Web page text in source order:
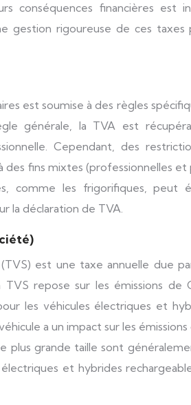
conséquences financières est
gestion rigoureuse de ces
est soumise à des règles
générale, la TVA est
Cependant, des
des fins mixtes (professionnelles
comme les frigorifiques, peut
la déclaration de TVA.
est une taxe annuelle due
repose sur les émissions de
les véhicules électriques et
a un impact sur les
plus grande taille sont
et hybrides